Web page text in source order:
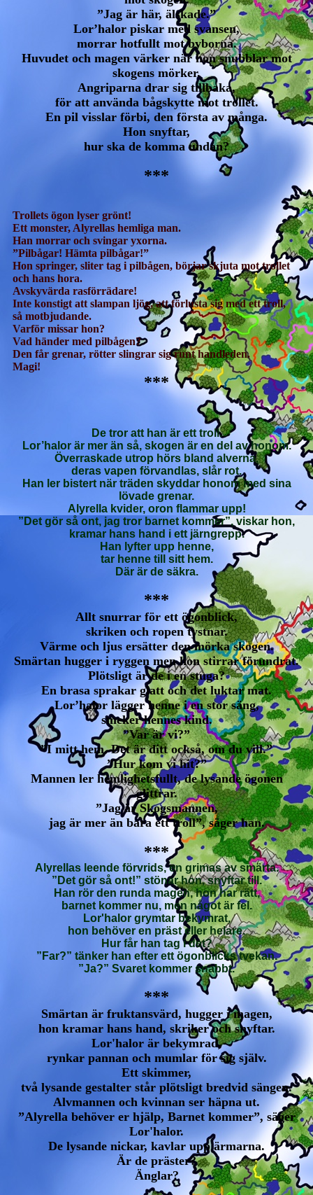
”Jag är här, älskade.”
Lor’halor piskar med svansen,
morrar hotfullt mot byborna.
Huvudet och magen värker när hon snubblar mot
skogens mörker.
Angriparna drar sig tillbaka,
för att använda bågskytte mot trollet.
En pil visslar förbi, den första av många.
Hon snyftar,
hur ska de komma undan?
***
Trollets ögon lyser grönt!
Ett monster, Alyrellas hemliga man.
Han morrar och svingar yxorna.
”Pilbågar! Hämta pilbågar!”
Hon springer, sliter tag i pilbågen, börjar skjuta mot trollet
och hans hora.
Avskyvärda rasförrädare!
Inte konstigt att slampan ljög, att förlusta sig med ett troll,
så motbjudande.
Varför missar hon?
Vad händer med pilbågen?
Den får grenar, rötter slingrar sig runt handleden.
Magi!
***
De tror att han är ett troll.
Lor’halor är mer än så, skogen är en del av honom.
Överraskade utrop hörs bland alverna,
deras vapen förvandlas, slår rot.
Han ler bistert när träden skyddar honom med sina
lövade grenar.
Alyrella kvider, oron flammar upp!
”Det gör så ont, jag tror barnet kommer”, viskar hon,
kramar hans hand i ett järngrepp.
Han lyfter upp henne,
tar henne till sitt hem.
Där är de säkra.
***
Allt snurrar för ett ögonblick,
skriken och ropen tystnar.
Värme och ljus ersätter den mörka skogen.
Smärtan hugger i ryggen men hon stirrar förundrat.
Plötsligt är de i en stuga?
En brasa sprakar glatt och det luktar mat.
Lor’halor lägger henne i en stor säng,
smeker hennes kind.
”Var är vi?”
”I mitt hem. Det är ditt också, om du vill.”
”Hur kom vi hit?”
Mannen ler hemlighetsfullt, de lysande ögonen
glittrar.
”Jag är Skogsmannen,
jag är mer än bara ett troll”, säger han.
***
Alyrellas leende förvrids, en grimas av smärta.
”Det gör så ont!” stönar hon, snyftar till.
Han rör den runda magen, hon har rätt,
barnet kommer nu, men något är fel.
Lor'halor grymtar bekymrat,
hon behöver en präst eller helare.
Hur får han tag i det?
”Far?” tänker han efter ett ögonblicks tvekan.
”Ja?” Svaret kommer snabbt.
***
Smärtan är fruktansvärd, hugger i magen,
hon kramar hans hand, skriker och snyftar.
Lor'halor är bekymrad,
rynkar pannan och mumlar för sig själv.
Ett skimmer,
två lysande gestalter står plötsligt bredvid sängen.
Alvmannen och kvinnan ser häpna ut.
”Alyrella behöver er hjälp, Barnet kommer”, säger
Lor'halor.
De lysande nickar, kavlar upp ärmarna.
Är de präster?
Änglar?